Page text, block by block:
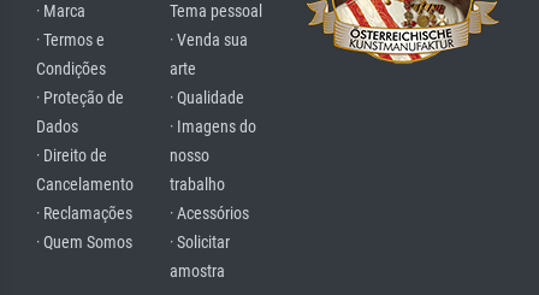
· Marca
· Termos e
Condições
· Proteção de
Dados
· Direito de
Cancelamento
· Reclamações
· Quem Somos
Tema pessoal
· Venda sua
arte
· Qualidade
· Imagens do
nosso
trabalho
· Acessórios
· Solicitar
amostra